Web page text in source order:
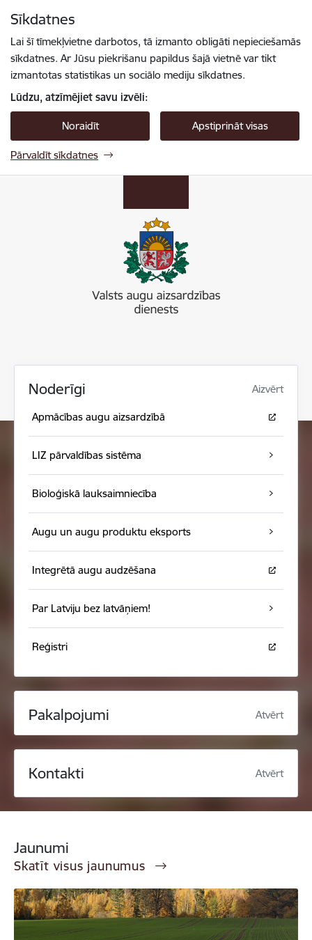
Sīkdatnes
Lai šī tīmekļvietne darbotos, tā izmanto obligāti nepieciešamās
sīkdatnes. Ar Jūsu piekrišanu papildus šajā vietnē var tikt
izmantotas statistikas un sociālo mediju sīkdatnes.
Lūdzu, atzīmējiet savu izvēli:
Noraidīt Apstiprināt visas
Pārvaldīt sīkdatnes
Noderīgi Aizvērt
Apmācības augu aizsardzībā
LIZ pārvaldības sistēma
Bioloģiskā lauksaimniecība
Augu un augu produktu eksports
Integrētā augu audzēšana
Par Latviju bez latvāņiem!
Reģistri
Pakalpojumi Atvērt
Kontakti Atvērt
Jaunumi
Skatīt visus jaunumus